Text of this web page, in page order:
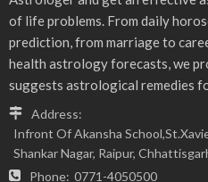
of life problems. From daily
prediction, from marriage to
health astrology forecasts, we
suggests astrological remedies
Address:
Infront Of Akansha
Shankar Nagar, Raipur,
Phone: 0771-4050500